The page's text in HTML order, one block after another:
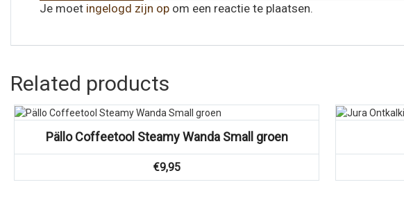
Je moet ingelogd zijn op om een reactie te plaatsen.
Related products
Pällo Coffeetool Steamy Wanda Small groen
€9,95
Vergelijk